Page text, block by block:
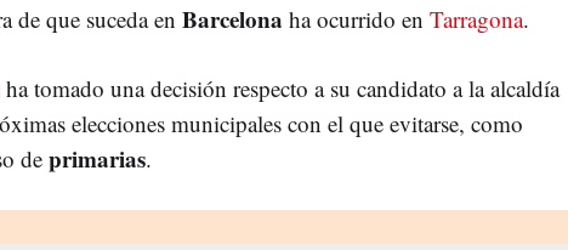
de que suceda en Barcelona ha ocurrido en Tarragona.
ha tomado una decisión respecto a su candidato a la alcaldía
elecciones municipales con el que evitarse, como
de primarias.